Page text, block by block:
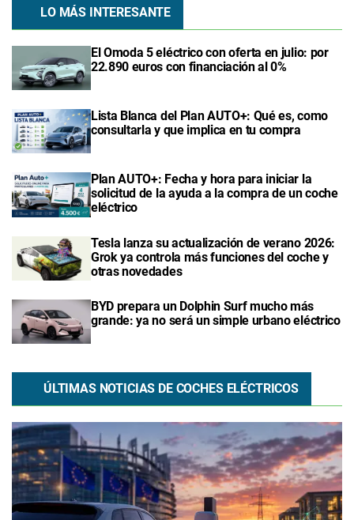
LO MÁS INTERESANTE
El Omoda 5 eléctrico con oferta en julio: por
22.890 euros con financiación al 0%
Lista Blanca del Plan AUTO+: Qué es, como
consultarla y que implica en tu compra
Plan AUTO+: Fecha y hora para iniciar la
solicitud de la ayuda a la compra de un coche
eléctrico
Tesla lanza su actualización de verano 2026:
Grok ya controla más funciones del coche y
otras novedades
BYD prepara un Dolphin Surf mucho más
grande: ya no será un simple urbano eléctrico
ÚLTIMAS NOTICIAS DE COCHES ELÉCTRICOS